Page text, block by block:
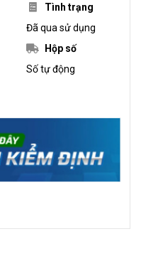
Tình trạng
Đã qua sử dụng
Hộp số
Số tự động